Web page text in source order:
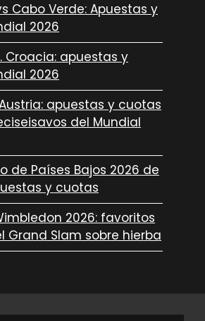
Cabo Verde: Apuestas y
2026
Croacia: apuestas y
2026
apuestas y cuotas
del Mundial
de Países Bajos 2026 de
y cuotas
2026: favoritos
Grand Slam sobre hierba